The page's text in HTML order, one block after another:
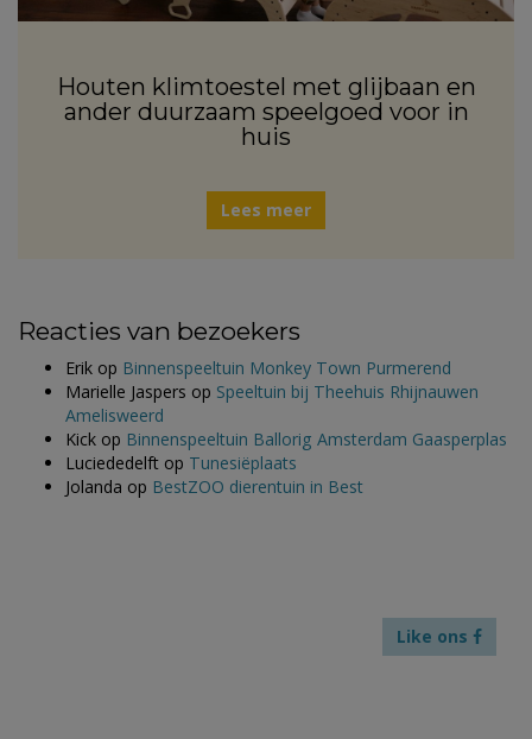
Houten klimtoestel met glijbaan en
ander duurzaam speelgoed voor in
huis
Lees meer
Reacties van bezoekers
Erik op Binnenspeeltuin Monkey Town Purmerend
Marielle Jaspers op Speeltuin bij Theehuis Rhijnauwen
Amelisweerd
Kick op Binnenspeeltuin Ballorig Amsterdam Gaasperplas
Luciededelft op Tunesiëplaats
Jolanda op BestZOO dierentuin in Best
Like ons